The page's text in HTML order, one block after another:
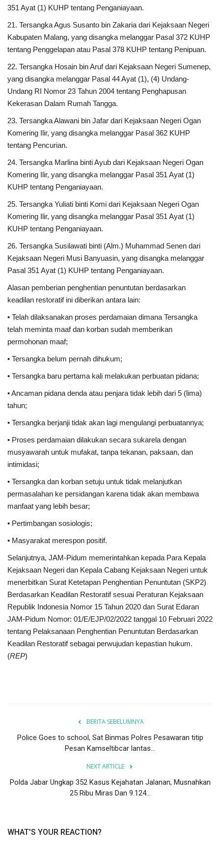
351 Ayat (1) KUHP tentang Penganiayaan.
21. Tersangka Agus Susanto bin Zakaria dari Kejaksaan Negeri
Kabupaten Malang, yang disangka melanggar Pasal 372 KUHP
tentang Penggelapan atau Pasal 378 KUHP tentang Penipuan.
22. Tersangka Hosain bin Aruf dari Kejaksaan Negeri Sumenep,
yang disangka melanggar Pasal 44 Ayat (1), (4) Undang-
Undang RI Nomor 23 Tahun 2004 tentang Penghapusan
Kekerasan Dalam Rumah Tangga.
23. Tersangka Alawani bin Jafar dari Kejaksaan Negeri Ogan
Komering Ilir, yang disangka melanggar Pasal 362 KUHP
tentang Pencurian.
24. Tersangka Marlina binti Ayub dari Kejaksaan Negeri Ogan
Komering Ilir, yang disangka melanggar Pasal 351 Ayat (1)
KUHP tentang Penganiayaan.
25. Tersangka Yuliati binti Komi dari Kejaksaan Negeri Ogan
Komering Ilir, yang disangka melanggar Pasal 351 Ayat (1)
KUHP tentang Penganiayaan.
26. Tersangka Susilawati binti (Alm.) Muhammad Senen dari
Kejaksaan Negeri Musi Banyuasin, yang disangka melanggar
Pasal 351 Ayat (1) KUHP tentang Penganiayaan.
Alasan pemberian penghentian penuntutan berdasarkan
keadilan restoratif ini diberikan antara lain:
• Telah dilaksanakan proses perdamaian dimana Tersangka
telah meminta maaf dan korban sudah memberikan
permohonan maaf;
• Tersangka belum pernah dihukum;
• Tersangka baru pertama kali melakukan perbuatan pidana;
• Ancaman pidana denda atau penjara tidak lebih dari 5 (lima)
tahun;
• Tersangka berjanji tidak akan lagi mengulangi perbuatannya;
• Proses perdamaian dilakukan secara sukarela dengan
musyawarah untuk mufakat, tanpa tekanan, paksaan, dan
intimidasi;
• Tersangka dan korban setuju untuk tidak melanjutkan
permasalahan ke persidangan karena tidak akan membawa
manfaat yang lebih besar;
• Pertimbangan sosiologis;
• Masyarakat merespon positif.
Selanjutnya, JAM-Pidum memerintahkan kepada Para Kepala
Kejaksaan Negeri dan Kepala Cabang Kejaksaan Negeri untuk
menerbitkan Surat Ketetapan Penghentian Penuntutan (SKP2)
Berdasarkan Keadilan Restoratif sesuai Peraturan Kejaksaan
Republik Indonesia Nomor 15 Tahun 2020 dan Surat Edaran
JAM-Pidum Nomor: 01/E/EJP/02/2022 tanggal 10 Februari 2022
tentang Pelaksanaan Penghentian Penuntutan Berdasarkan
Keadilan Restoratif sebagai perwujudan kepastian hukum.
(REP)
BERITA SEBELUMNYA
Police Goes to school, Sat Binmas Polres Pesawaran titip
Pesan Kamseltibcar lantas...
NEXT ARTICLE
Polda Jabar Ungkap 352 Kasus Kejahatan Jalanan, Musnahkan
25 Ribu Miras Dan 9.124...
WHAT'S YOUR REACTION?